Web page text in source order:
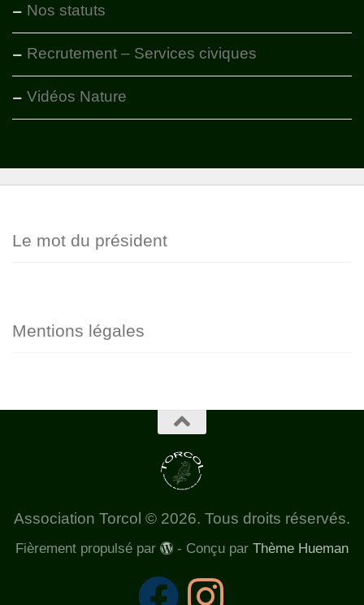
Nos statuts
Recrutement – Services civiques
Vidéos Nature
Le mot du président
Mentions légales
Association Torcol © 2026. Tous droits réservés.
Fièrement propulsé par - Conçu parThème Hueman